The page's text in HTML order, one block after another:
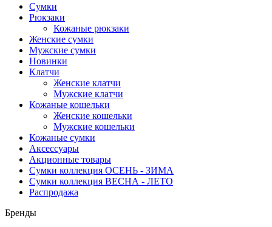
Сумки
Рюкзаки
Кожаные рюкзаки
Женские сумки
Мужские сумки
Новинки
Клатчи
Женские клатчи
Мужские клатчи
Кожаные кошельки
Женские кошельки
Мужские кошельки
Кожаные сумки
Аксессуары
Акционные товары
Сумки коллекция ОСЕНЬ - ЗИМА
Сумки коллекция ВЕСНА - ЛЕТО
Распродажа
Бренды